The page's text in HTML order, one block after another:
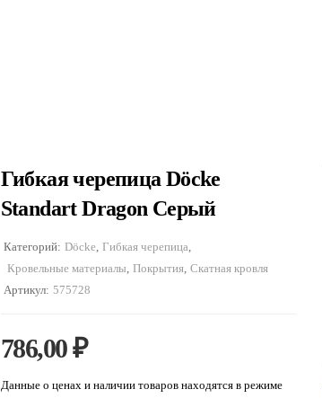
Гибкая черепица Döcke
Standart Dragon Серый
Категорий: Döcke, Гибкая черепица,
Кровельные материалы, Покрытия, Скатная кровля
Артикул: 575728
786,00₽
Данные о ценах и наличии товаров находятся в режиме